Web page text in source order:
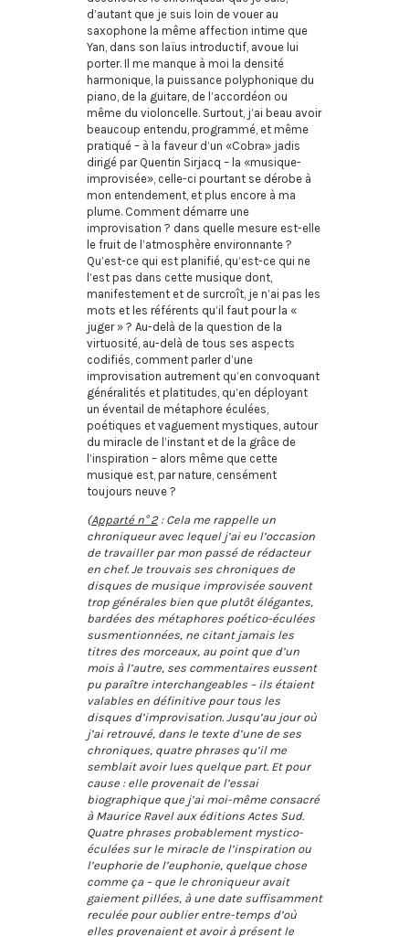
d’autant que je suis loin de vouer au
saxophone la même affection intime que
Yan, dans son laïus introductif, avoue lui
porter. Il me manque à moi la densité
harmonique, la puissance polyphonique du
piano, de la guitare, de l’accordéon ou
même du violoncelle. Surtout, j’ai beau avoir
beaucoup entendu, programmé, et même
pratiqué – à la faveur d’un «Cobra» jadis
dirigé par Quentin Sirjacq – la «musique-
improvisée», celle-ci pourtant se dérobe à
mon entendement, et plus encore à ma
plume. Comment démarre une
improvisation ? dans quelle mesure est-elle
le fruit de l’atmosphère environnante ?
Qu’est-ce qui est planifié, qu’est-ce qui ne
l’est pas dans cette musique dont,
manifestement et de surcroît, je n’ai pas les
mots et les référents qu’il faut pour la «
juger » ? Au-delà de la question de la
virtuosité, au-delà de tous ses aspects
codifiés, comment parler d’une
improvisation autrement qu’en convoquant
généralités et platitudes, qu’en déployant
un éventail de métaphore éculées,
poétiques et vaguement mystiques, autour
du miracle de l’instant et de la grâce de
l’inspiration – alors même que cette
musique est, par nature, censément
toujours neuve ?
(Apparté n° 2: Cela me rappelle un
chroniqueur avec lequel j’ai eu l’occasion
de travailler par mon passé de rédacteur
en chef. Je trouvais ses chroniques de
disques de musique improvisée souvent
trop générales bien que plutôt élégantes,
bardées des métaphores poético-éculées
susmentionnées, ne citant jamais les
titres des morceaux, au point que d’un
mois à l’autre, ses commentaires eussent
pu paraître interchangeables – ils étaient
valables en définitive pour tous les
disques d’improvisation. Jusqu’au jour où
j’ai retrouvé, dans le texte d’une de ses
chroniques, quatre phrases qu’il me
semblait avoir lues quelque part. Et pour
cause : elle provenait de l’essai
biographique que j’ai moi-même consacré
à Maurice Ravel aux éditions Actes Sud.
Quatre phrases probablement mystico-
éculées sur le miracle de l’inspiration ou
l’euphorie de l’euphonie, quelque chose
comme ça – que le chroniqueur avait
gaiement pillées, à une date suffisamment
reculée pour oublier entre-temps d’où
elles provenaient et avoir à présent le